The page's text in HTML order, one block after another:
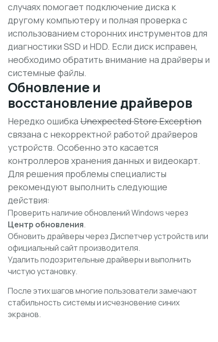
случаях помогает подключение диска к
другому компьютеру и полная проверка с
использованием сторонних инструментов для
диагностики SSD и HDD. Если диск исправен,
необходимо обратить внимание на драйверы и
системные файлы.
Обновление и
восстановление драйверов
Нередко ошибка Unexpected Store Exception
связана с некорректной работой драйверов
устройств. Особенно это касается
контроллеров хранения данных и видеокарт.
Для решения проблемы специалисты
рекомендуют выполнить следующие
действия:
Проверить наличие обновлений Windows через
Центр обновления.
Обновить драйверы черезДиспетчер устройствили
официальный сайт производителя.
Удалить подозрительные драйверы и выполнить
чистую установку.
После этих шагов многие пользователи замечают
стабильность системы и исчезновение синих
экранов.